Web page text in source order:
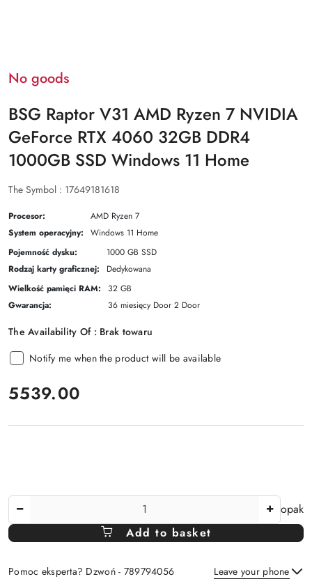
No goods
BSG Raptor V31 AMD Ryzen 7 NVIDIA
GeForce RTX 4060 32GB DDR4
1000GB SSD Windows 11 Home
The Symbol : 17649181618
Procesor:
AMD Ryzen 7
System operacyjny:
Windows 11 Home
Pojemność dysku:
1000 GB SSD
Rodzaj karty graficznej:
Dedykowana
Wielkość pamięci RAM:
32 GB
Gwarancja:
36 miesięcy Door 2 Door
The Availability Of : Brak towaru
Notify me when the product will be available
price:
5539.00
Of
opak
Add to basket
Pomoc eksperta? Dzwoń - 789794056 Leave your phone